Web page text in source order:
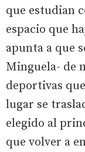
que estudian
espacio que
apunta a que
Minguela- de
deportivas
lugar se
elegido al
que volver a